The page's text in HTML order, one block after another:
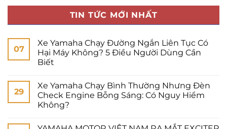
TIN TỨC MỚI NHẤT
07
Xe Yamaha Chạy Đường Ngắn Liên Tục Có
Hại Máy Không? 5 Điều Người Dùng Cần
Biết
29
Xe Yamaha Chạy Bình Thường Nhưng Đèn
Check Engine Bỗng Sáng: Có Nguy Hiểm
Không?